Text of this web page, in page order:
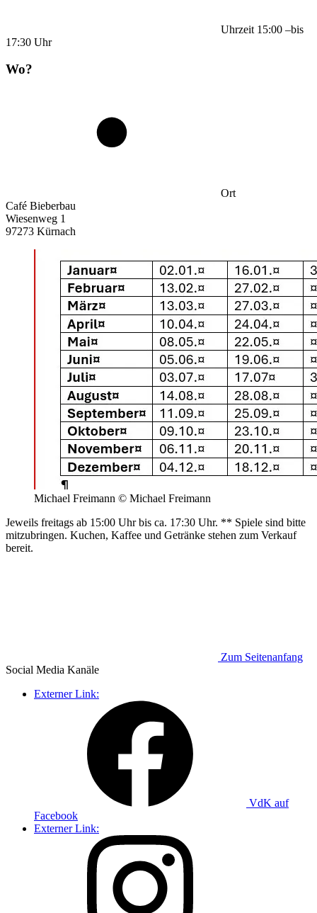
Uhrzeit 15:00 –bis
17:30 Uhr
Wo?
Ort
Café Bieberbau
Wiesenweg 1
97273 Kürnach
Michael Freimann © Michael Freimann
Jeweils freitags ab 15:00 Uhr bis ca. 17:30 Uhr. ** Spiele sind bitte
mitzubringen. Kuchen, Kaffee und Getränke stehen zum Verkauf
bereit.
Zum Seitenanfang
Social Media Kanäle
Externer Link:
VdK auf
Facebook
Externer Link: